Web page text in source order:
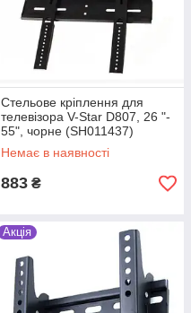
Стельове кріплення для
телевізора V-Star D807, 26 "-
55", чорне (SH011437)
Немає в наявності
883 ₴
Акція